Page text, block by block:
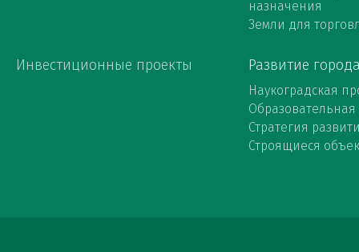
назначения
Земли для
Инвестиционные проекты Развитие
Наукоградская
Стратегия
Строящиеся